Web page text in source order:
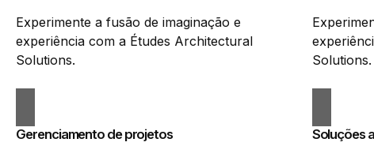
Experimente a fusão de imaginação e
experiência com a Études Architectural
Solutions.
Solutions.
Gerenciamento de projetos
Soluções